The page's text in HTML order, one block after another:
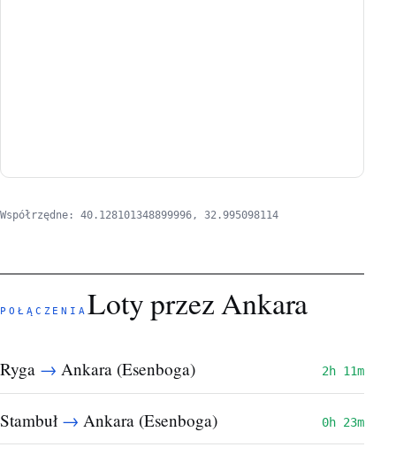
Współrzędne: 40.128101348899996, 32.995098114
POŁĄCZENIALoty przez Ankara
Ryga → Ankara (Esenboga) 2h 11m
Stambuł → Ankara (Esenboga) 0h 23m